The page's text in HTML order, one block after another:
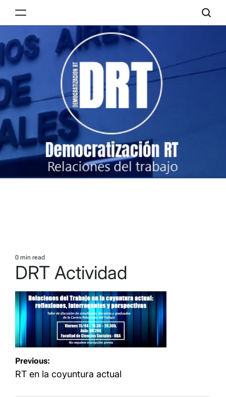
RT
Estimated
read
time
0 min read
DRT Actividad
Navegación
de
Previous:
RT en la coyuntura actual